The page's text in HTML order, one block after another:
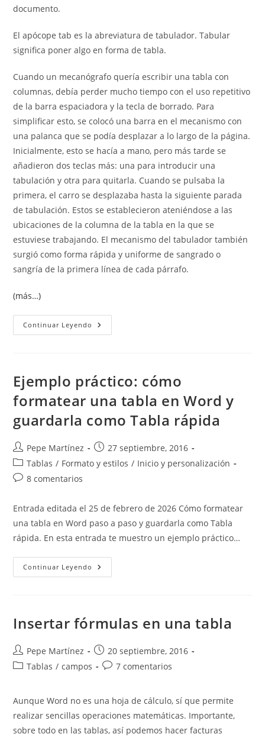
documento.
El apócope tab es la abreviatura de tabulador. Tabular
significa poner algo en forma de tabla.
Cuando un mecanógrafo quería escribir una tabla con
columnas, debía perder mucho tiempo con el uso repetitivo
de la barra espaciadora y la tecla de borrado. Para
simplificar esto, se colocó una barra en el mecanismo con
una palanca que se podía desplazar a lo largo de la página.
Inicialmente, esto se hacía a mano, pero más tarde se
añadieron dos teclas más: una para introducir una
tabulación y otra para quitarla. Cuando se pulsaba la
primera, el carro se desplazaba hasta la siguiente parada
de tabulación. Estos se establecieron ateniéndose a las
ubicaciones de la columna de la tabla en la que se
estuviese trabajando. El mecanismo del tabulador también
surgió como forma rápida y uniforme de sangrado o
sangría de la primera línea de cada párrafo.
(más…)
Continuar Leyendo Tabulaciones
Ejemplo práctico: cómo
formatear una tabla en Word y
guardarla como Tabla rápida
Autor
de
la
entrada:
Pepe Martínez
Publicación
de
la
27 septiembre, 2016
Categoría
de
Tablas / Formato y estilos / Inicio y personalización
Comentarios
entrada:
8 comentarios
Entrada editada el 25 de febrero de 2026 Cómo formatear
una tabla en Word paso a paso y guardarla como Tabla
rápida. En esta entrada te muestro un ejemplo práctico…
Continuar Leyendo Ejemplo
Práctico:
Word
Como
Tabla
Rápida
Insertar fórmulas en una tabla
Autor
de
Pepe Martínez
Publicación
de
20 septiembre, 2016
Categoría
entrada:
Tablas / campos
Comentarios
entrada:
7 comentarios
Aunque Word no es una hoja de cálculo, sí que permite
realizar sencillas operaciones matemáticas. Importante,
sobre todo en las tablas, así podemos hacer facturas